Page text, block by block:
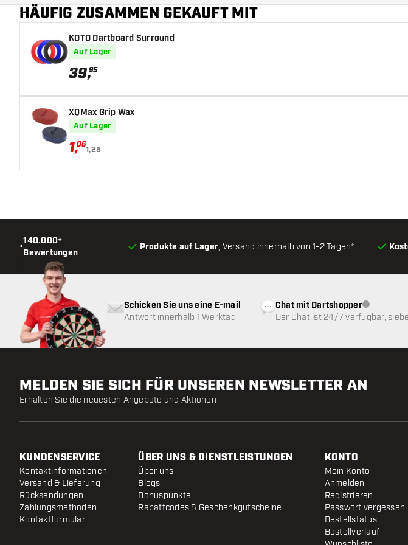
HÄUFIG ZUSAMMEN GEKAUFT MIT
KOTO Dartboard Surround
Auf Lager
39,95
XQMax Grip Wax
Auf Lager
1,06
1,25
•
140.000+
Bewertungen
Produkte auf Lager, Versand innerhalb von 1-2 Tagen*
Schicken Sie uns eine E-mail
Antwort innerhalb 1 Werktag
Chat mit Dartshopper
Der Chat ist 24/7 verfügbar,
MELDEN SIE SICH FÜR UNSEREN NEWSLETTER AN
Erhalten Sie die neuesten Angebote und Aktionen
KUNDENSERVICE
Kontaktinformationen
Versand & Lieferung
Rücksendungen
Zahlungsmethoden
Kontaktformular
ÜBER UNS & DIENSTLEISTUNGEN
Über uns
Blogs
Bonuspunkte
Rabattcodes & Geschenkgutscheine
KONTO
Mein Konto
Anmelden
Registrieren
Passwort vergessen
Bestellstatus
Bestellverlauf